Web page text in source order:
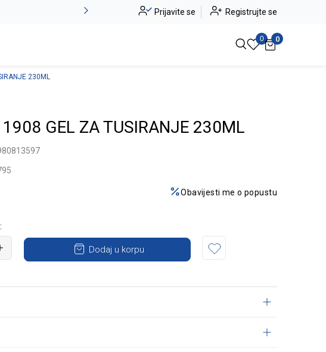
Alma Ras do -50% Pogledaj više
Prijavite se Registrujte se
0 0
230ML
1908 GEL ZA TUSIRANJE 230ML
Obavijesti me o popustu
Dodaj u korpu